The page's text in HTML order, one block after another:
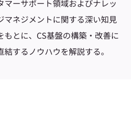
マーサポート領域およびナレッ
マネジメントに関する深い知見
もとに、CS基盤の構築・改善に
結するノウハウを解説する。